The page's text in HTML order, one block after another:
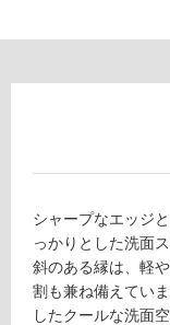
シャープなエッジ
っかりとした洗面
斜のある縁は、軽
割も兼ね備えてい
したクールな洗面